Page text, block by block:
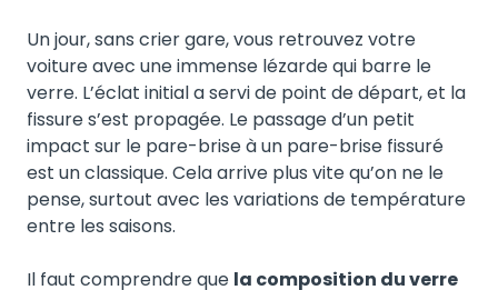
Un jour, sans crier gare, vous retrouvez votre
voiture avec une immense lézarde qui barre le
verre. L’éclat initial a servi de point de départ, et la
fissure s’est propagée. Le passage d’un petit
impact sur le pare-brise à un pare-brise fissuré
est un classique. Cela arrive plus vite qu’on ne le
pense, surtout avec les variations de température
entre les saisons.
Il faut comprendre que la composition du verre